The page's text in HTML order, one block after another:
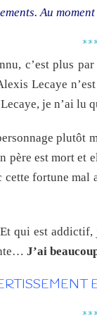
Au
c’est plus
Lecaye
je n’ai lu
plutôt
est mort et
fortune mal
qui est
J’ai